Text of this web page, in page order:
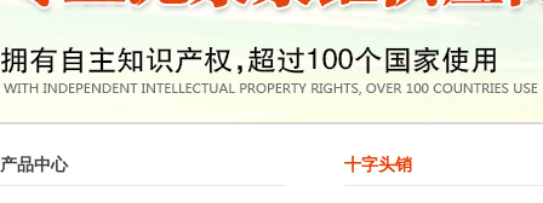
产品中心 十字头销